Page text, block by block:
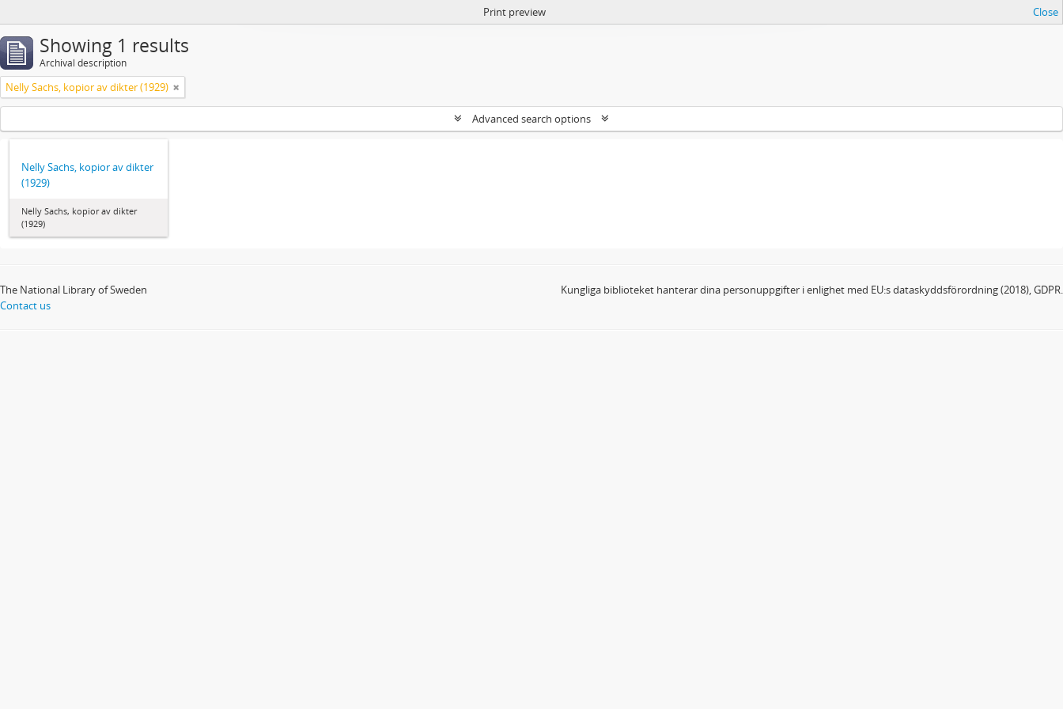
Print preview Close
Showing 1 results
Archival description
Nelly Sachs, kopior av dikter (1929)
Advanced search options
Nelly Sachs, kopior av dikter
(1929)
Nelly Sachs, kopior av dikter
(1929)
The National Library of Sweden
Contact us
Kungliga biblioteket hanterar dina personuppgifter i enlighet med EU:s dataskyddsförordning (2018), GDPR.